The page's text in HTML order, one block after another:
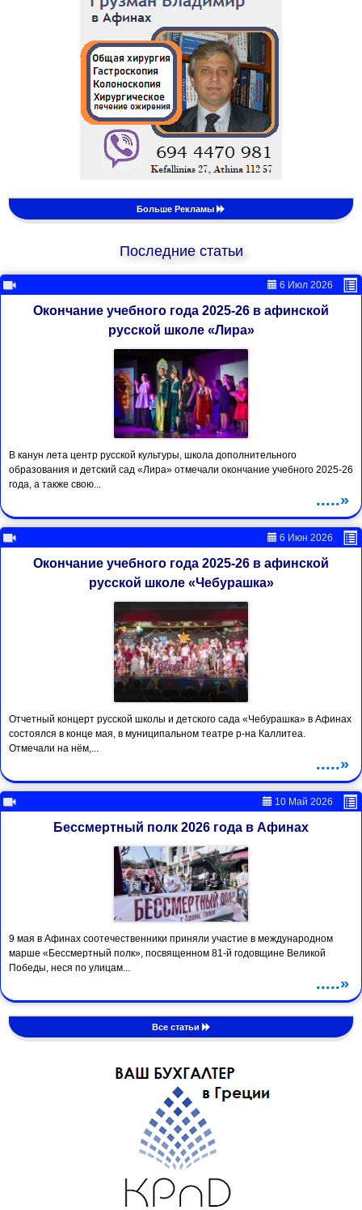
Больше Рекламы
Последние статьи
6 Июл 2026
Окончание учебного года 2025-26 в афинской
русской школе «Лира»
В канун лета центр русской культуры, школа дополнительного
образования и детский сад «Лира» отмечали окончание учебного 2025-26
года, а также свою...
.....»
6 Июн 2026
Окончание учебного года 2025-26 в афинской
русской школе «Чебурашка»
Отчетный концерт русской школы и детского сада «Чебурашка» в Афинах
состоялся в конце мая, в муниципальном театре р-на Каллитеа.
Отмечали на нём,...
.....»
10 Май 2026
Бессмертный полк 2026 года в Афинах
9 мая в Афинах соотечественники приняли участие в международном
марше «Бессмертный полк», посвященном 81-й годовщине Великой
Победы, неся по улицам...
.....»
Все статьи